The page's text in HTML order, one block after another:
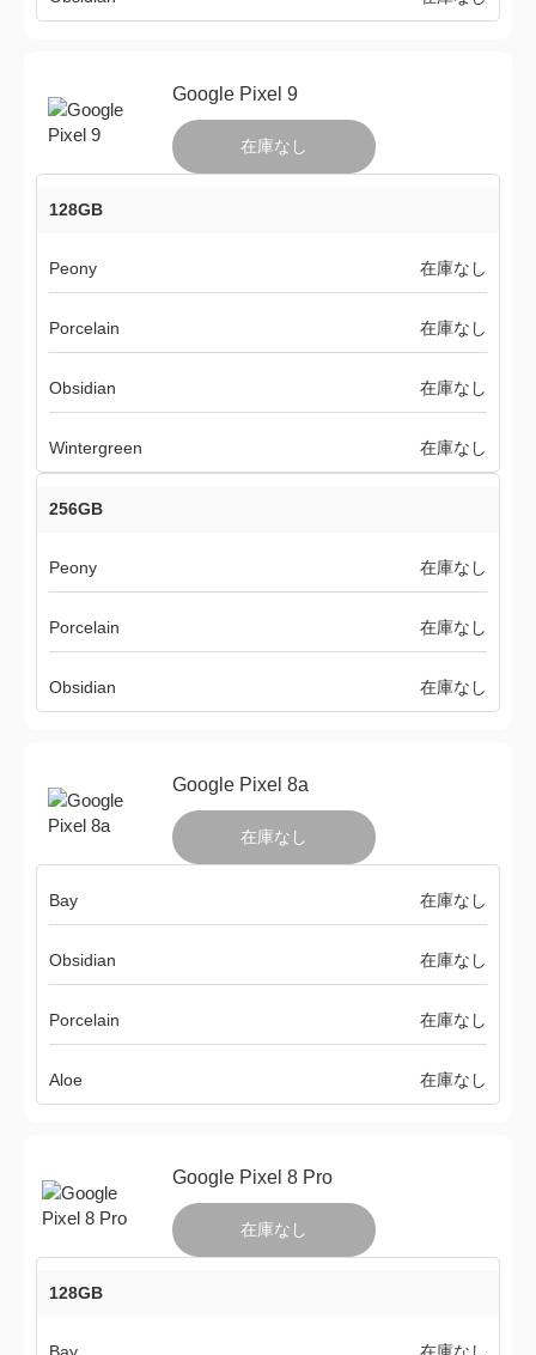
Google Pixel 9
在庫なし
128GB
Peony 在庫なし
Porcelain 在庫なし
Obsidian 在庫なし
Wintergreen 在庫なし
256GB
Peony 在庫なし
Porcelain 在庫なし
Obsidian 在庫なし
Google Pixel 8a
在庫なし
Bay 在庫なし
Obsidian 在庫なし
Porcelain 在庫なし
Aloe 在庫なし
Google Pixel 8 Pro
在庫なし
128GB